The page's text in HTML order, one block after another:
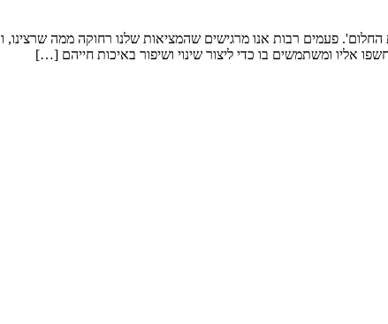
פעמים רבות אנו מרגישים שהמציאות שלנו רחוקה ממה שרצינו,
אליו ומשתמשים בו כדי ליצור שינוי ושיפור באיכות חייהם […]